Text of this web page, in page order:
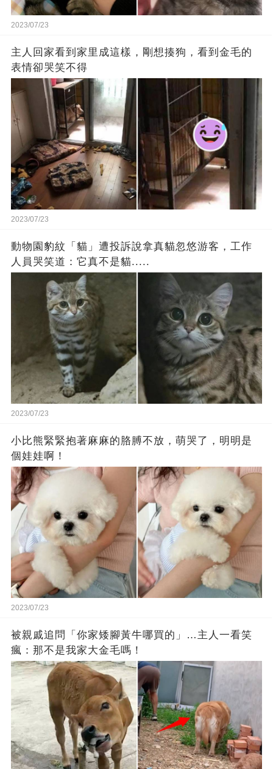
2023/07/23
主人回家看到家里成這樣，剛想揍狗，看到金毛的
表情卻哭笑不得
2023/07/23
動物園豹紋「貓」遭投訴說拿真貓忽悠游客，工作
人員哭笑道：它真不是貓.....
2023/07/23
小比熊緊緊抱著麻麻的胳膊不放，萌哭了，明明是
個娃娃啊！
2023/07/23
被親戚追問「你家矮腳黃牛哪買的」…主人一看笑
瘋：那不是我家大金毛嗎！